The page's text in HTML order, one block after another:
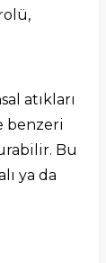
atıkları
benzeri
Bu
ya da